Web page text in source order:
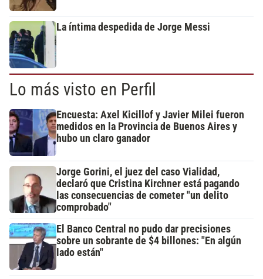
La íntima despedida de Jorge Messi
Lo más visto en Perfil
Encuesta: Axel Kicillof y Javier Milei fueron
medidos en la Provincia de Buenos Aires y
hubo un claro ganador
Jorge Gorini, el juez del caso Vialidad,
declaró que Cristina Kirchner está pagando
las consecuencias de cometer "un delito
comprobado"
El Banco Central no pudo dar precisiones
sobre un sobrante de $4 billones: "En algún
lado están"